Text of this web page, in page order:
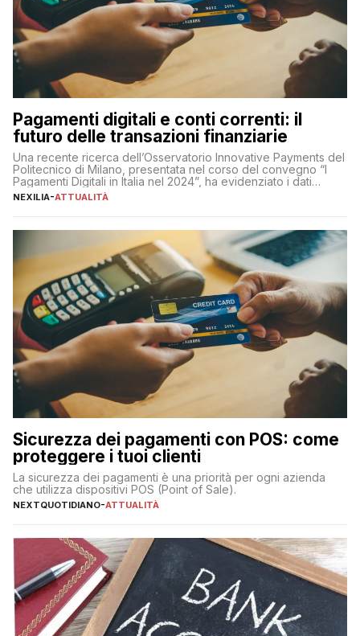
Pagamenti digitali e conti correnti: il
futuro delle transazioni finanziarie
Una recente ricerca dell’Osservatorio Innovative Payments del
Politecnico di Milano, presentata nel corso del convegno “I
Pagamenti Digitali in Italia nel 2024”, ha evidenziato i dati
definitivi del primo semestre 2024 relativamente alle
NEXILIA-ATTUALITÀ
Sicurezza dei pagamenti con POS: come
proteggere i tuoi clienti
La sicurezza dei pagamenti è una priorità per ogni azienda
che utilizza dispositivi POS (Point of Sale).
NEXTQUOTIDIANO-ATTUALITÀ